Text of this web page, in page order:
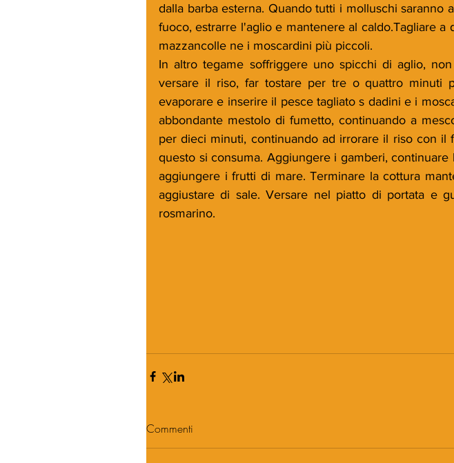
dalla barba esterna. Quando tutti i molluschi saranno
fuoco, estrarre l'aglio e mantenere al caldo.Tagliare a
mazzancolle ne i moscardini più piccoli.
In altro tegame soffriggere uno spicchi di aglio,
versare il riso, far tostare per tre o quattro minuti
evaporare e inserire il pesce tagliato s dadini e i
abbondante mestolo di fumetto, continuando a
per dieci minuti, continuando ad irrorare il riso con il
questo si consuma. Aggiungere i gamberi,
aggiungere i frutti di mare. Terminare la cottura
aggiustare di sale. Versare nel piatto di portata e
rosmarino.
Commenti